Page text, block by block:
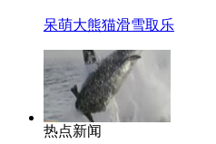
呆萌大熊猫滑雪取乐
热点新闻